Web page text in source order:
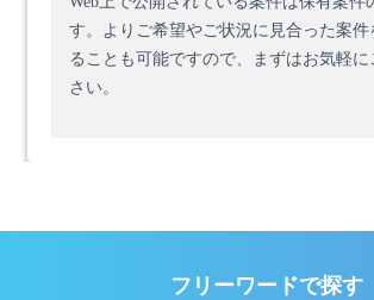
す。 よりご希望やご状況に見合った案件
ることも可能ですので、まずはお気軽
さい。
フリーワードで探す